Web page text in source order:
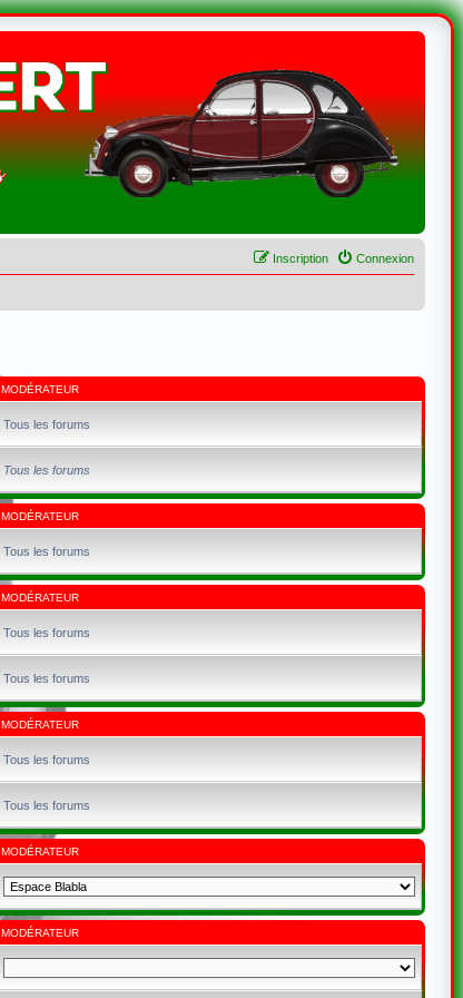
Connexion
Inscription
MODÉRATEUR
Tous les forums
Tous les forums
MODÉRATEUR
Tous les forums
MODÉRATEUR
Tous les forums
Tous les forums
MODÉRATEUR
Tous les forums
Tous les forums
MODÉRATEUR
MODÉRATEUR